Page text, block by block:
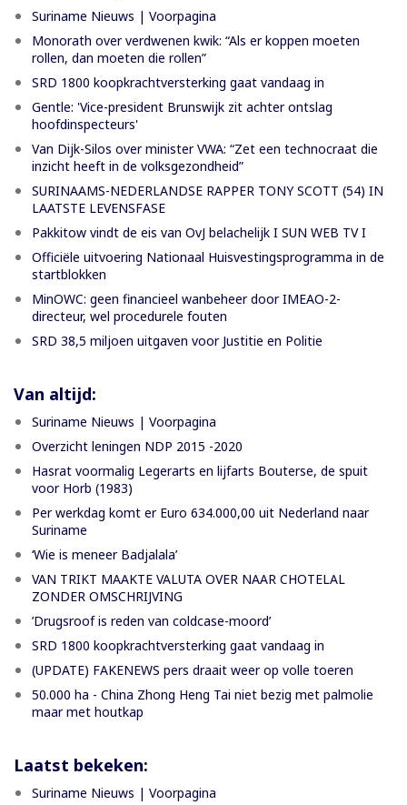
Suriname Nieuws | Voorpagina
Monorath over verdwenen kwik: “Als er koppen moeten
rollen, dan moeten die rollen”
SRD 1800 koopkrachtversterking gaat vandaag in
Gentle: 'Vice-president Brunswijk zit achter ontslag
hoofdinspecteurs'
Van Dijk-Silos over minister VWA: “Zet een technocraat die
inzicht heeft in de volksgezondheid”
SURINAAMS-NEDERLANDSE RAPPER TONY SCOTT (54) IN
LAATSTE LEVENSFASE
Pakkitow vindt de eis van OvJ belachelijk I SUN WEB TV I
Officiële uitvoering Nationaal Huisvestingsprogramma in de
startblokken
MinOWC: geen financieel wanbeheer door IMEAO-2-
directeur, wel procedurele fouten
SRD 38,5 miljoen uitgaven voor Justitie en Politie
Van altijd:
Suriname Nieuws | Voorpagina
Overzicht leningen NDP 2015 -2020
Hasrat voormalig Legerarts en lijfarts Bouterse, de spuit
voor Horb (1983)
Per werkdag komt er Euro 634.000,00 uit Nederland naar
Suriname
‘Wie is meneer Badjalala’
VAN TRIKT MAAKTE VALUTA OVER NAAR CHOTELAL
ZONDER OMSCHRIJVING
’Drugsroof is reden van coldcase-moord’
SRD 1800 koopkrachtversterking gaat vandaag in
(UPDATE) FAKENEWS pers draait weer op volle toeren
50.000 ha - China Zhong Heng Tai niet bezig met palmolie
maar met houtkap
Laatst bekeken:
Suriname Nieuws | Voorpagina